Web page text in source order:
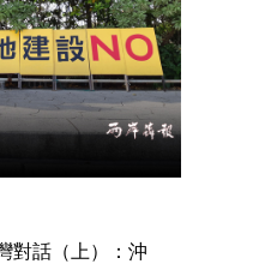
對話（上）：沖